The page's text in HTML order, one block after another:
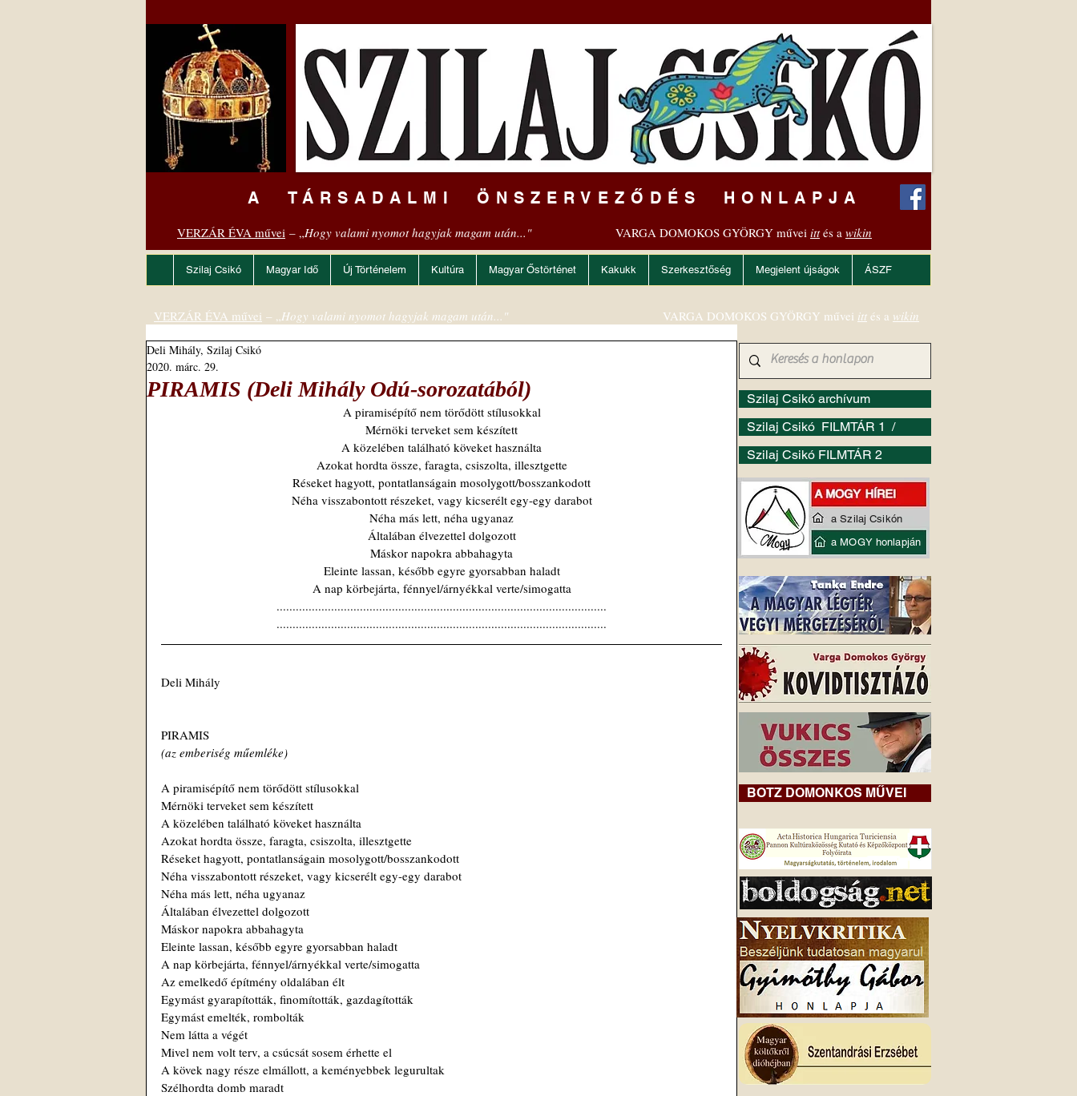
A TÁRSADALMI ÖNSZERVEZŐDÉS HONLAPJA
VERZÁR ÉVA művei – „Hogy valami nyomot hagyjak magam után..." VARGA DOMOKOS GYÖRGY művei ittés a wikin
Szilaj Csikó Magyar Idő Új Történelem Kultúra Magyar Őstörténet Kakukk Szerkesztőség Megjelent újságok ÁSZF
PIRAMIS (Deli Mihály Odú-sorozatából)
Deli Mihály, Szilaj Csikó
2020. márc. 29.
A piramisépítő nem törődött stílusokkal
Mérnöki terveket sem készített
A közelében található köveket használta
Azokat hordta össze, faragta, csiszolta, illesztgette
Réseket hagyott, pontatlanságain mosolygott/bosszankodott
Néha visszabontott részeket, vagy kicserélt egy-egy darabot
Néha más lett, néha ugyanaz
Általában élvezettel dolgozott
Máskor napokra abbahagyta
Eleinte lassan, később egyre gyorsabban haladt
A nap körbejárta, fénnyel/árnyékkal verte/simogatta
.......................................................................................................
.......................................................................................................
Deli Mihály
PIRAMIS
(az emberiség műemléke)
A piramisépítő nem törődött stílusokkal
Mérnöki terveket sem készített
A közelében található köveket használta
Azokat hordta össze, faragta, csiszolta, illesztgette
Réseket hagyott, pontatlanságain mosolygott/bosszankodott
Néha visszabontott részeket, vagy kicserélt egy-egy darabot
Néha más lett, néha ugyanaz
Általában élvezettel dolgozott
Máskor napokra abbahagyta
Eleinte lassan, később egyre gyorsabban haladt
A nap körbejárta, fénnyel/árnyékkal verte/simogatta
Az emelkedő építmény oldalában élt
Egymást gyarapították, finomították, gazdagították
Egymást emelték, rombolták
Nem látta a végét
Mivel nem volt terv, a csúcsát sosem érhette el
A kövek nagy része elmállott, a keményebbek legurultak
Szélhordta domb maradt
Szilaj Csikó archívum
Szilaj Csikó FILMTÁR 1 /
Szilaj Csikó FILMTÁR 2
VERZÁR ÉVA művei – „Hogy valami nyomot hagyjak magam után..." VARGA DOMOKOS GYÖRGY művei itt és a wikin
BOTZ DOMONKOS MŰVEI
a Szilaj Csikón
a MOGY honlapján